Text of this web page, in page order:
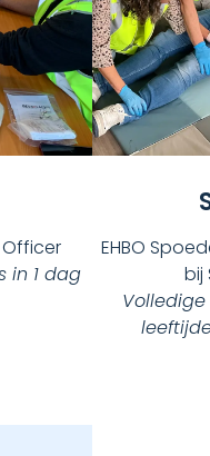
in 1 dag
EHBO
bij